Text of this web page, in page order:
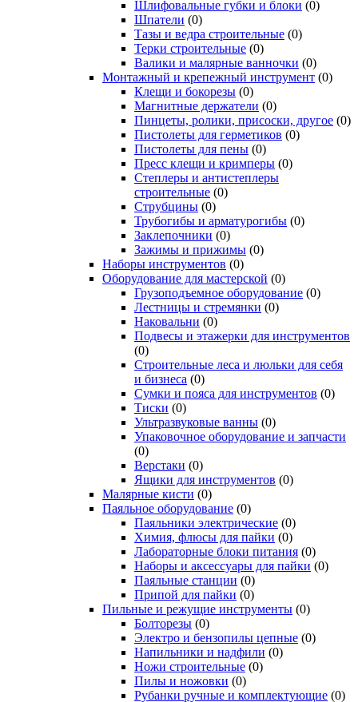
Шлифовальные губки и блоки (0)
Шпатели (0)
Тазы и ведра строительные (0)
Терки строительные (0)
Валики и малярные ванночки (0)
Монтажный и крепежный инструмент (0)
Клещи и бокорезы (0)
Магнитные держатели (0)
Пинцеты, ролики, присоски, другое (0)
Пистолеты для герметиков (0)
Пистолеты для пены (0)
Пресс клещи и кримперы (0)
Степлеры и антистеплеры
строительные (0)
Струбцины (0)
Трубогибы и арматурогибы (0)
Заклепочники (0)
Зажимы и прижимы (0)
Наборы инструментов (0)
Оборудование для мастерской (0)
Грузоподъемное оборудование (0)
Лестницы и стремянки (0)
Наковальни (0)
Подвесы и этажерки для инструментов
(0)
Строительные леса и люльки для себя
и бизнеса (0)
Сумки и пояса для инструментов (0)
Тиски (0)
Ультразвуковые ванны (0)
Упаковочное оборудование и запчасти
(0)
Верстаки (0)
Ящики для инструментов (0)
Малярные кисти (0)
Паяльное оборудование (0)
Паяльники электрические (0)
Химия, флюсы для пайки (0)
Лабораторные блоки питания (0)
Наборы и аксессуары для пайки (0)
Паяльные станции (0)
Припой для пайки (0)
Пильные и режущие инструменты (0)
Болторезы (0)
Электро и бензопилы цепные (0)
Напильники и надфили (0)
Ножи строительные (0)
Пилы и ножовки (0)
Рубанки ручные и комплектующие (0)